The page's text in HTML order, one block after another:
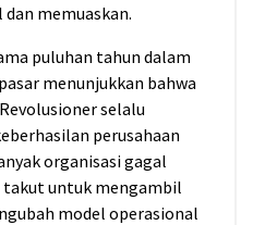
memuaskan.
puluhan tahun dalam
menunjukkan bahwa
selalu
perusahaan
organisasi gagal
untuk mengambil
model operasional